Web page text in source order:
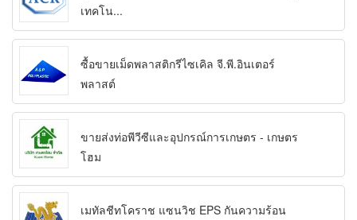
เทคโน...
ซื้อขายเม็ดพลาสติกรีไซเคิล จี.พี.อินเตอร์
พลาสต์
ขายส่งท่อพีวีซีและอุปกรณ์การเกษตร - เกษตร
โฮม
เมทัลชีทโคราช แซนวิช EPS กันความร้อน